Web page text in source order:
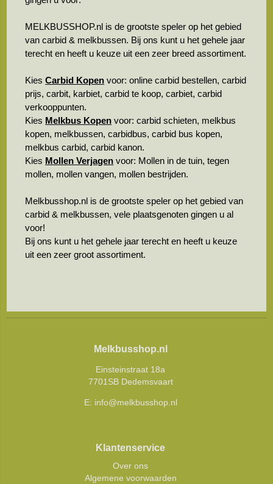
MELKBUSSHOP.nl is de grootste speler op het gebied
van carbid & melkbussen. Bij ons kunt u het gehele jaar
terecht en heeft u keuze uit een zeer breed assortiment.
KiesCarbid Kopen voor: online carbid bestellen, carbid
prijs, carbit, karbiet, carbid te koop, carbiet, carbid
verkooppunten.
Kies Melkbus Kopen voor: carbid schieten, melkbus
kopen, melkbussen, carbidbus, carbid bus kopen,
melkbus carbid, carbid kanon.
Kies Mollen Verjagen voor: Mollen in de tuin, tegen
mollen, mollen vangen, mollen bestrijden.
Melkbusshop.nl is de grootste speler op het gebied van
carbid & melkbussen, vele plaatsgenoten gingen u al
voor!
Bij ons kunt u het gehele jaar terecht en heeft u keuze
uit een zeer groot assortiment.
Melkbusshop.nl
Einsteinstraat 18a
7701SB Dedemsvaart
E: info@melkbusshop.nl
Klantenservice
Over ons
Algemene voorwaarden